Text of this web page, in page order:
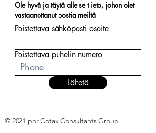
Ole hyvä ja täytä alle se t ieto, johon olet
vastaanottanut postia meiltä
Poistettava sähköposti osoite
Poistettava puhelin numero
Lähetä
© 2021 por Cotax Consultants Group